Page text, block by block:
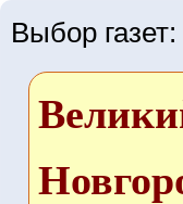
Выбор газет: